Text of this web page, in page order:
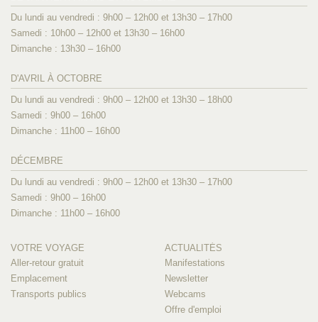
Du lundi au vendredi : 9h00 – 12h00 et 13h30 – 17h00
Samedi : 10h00 – 12h00 et 13h30 – 16h00
Dimanche : 13h30 – 16h00
D'AVRIL À OCTOBRE
Du lundi au vendredi : 9h00 – 12h00 et 13h30 – 18h00
Samedi : 9h00 – 16h00
Dimanche : 11h00 – 16h00
DÉCEMBRE
Du lundi au vendredi : 9h00 – 12h00 et 13h30 – 17h00
Samedi : 9h00 – 16h00
Dimanche : 11h00 – 16h00
VOTRE VOYAGE
Aller-retour gratuit
Emplacement
Transports publics
ACTUALITÉS
Manifestations
Newsletter
Webcams
Offre d'emploi